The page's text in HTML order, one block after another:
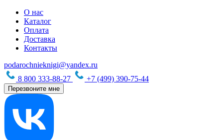
О нас
Каталог
Оплата
Доставка
Контакты
podarochnieknigi@yandex.ru
8 800 333-88-27
+7 (499) 390-75-44
Перезвоните мне